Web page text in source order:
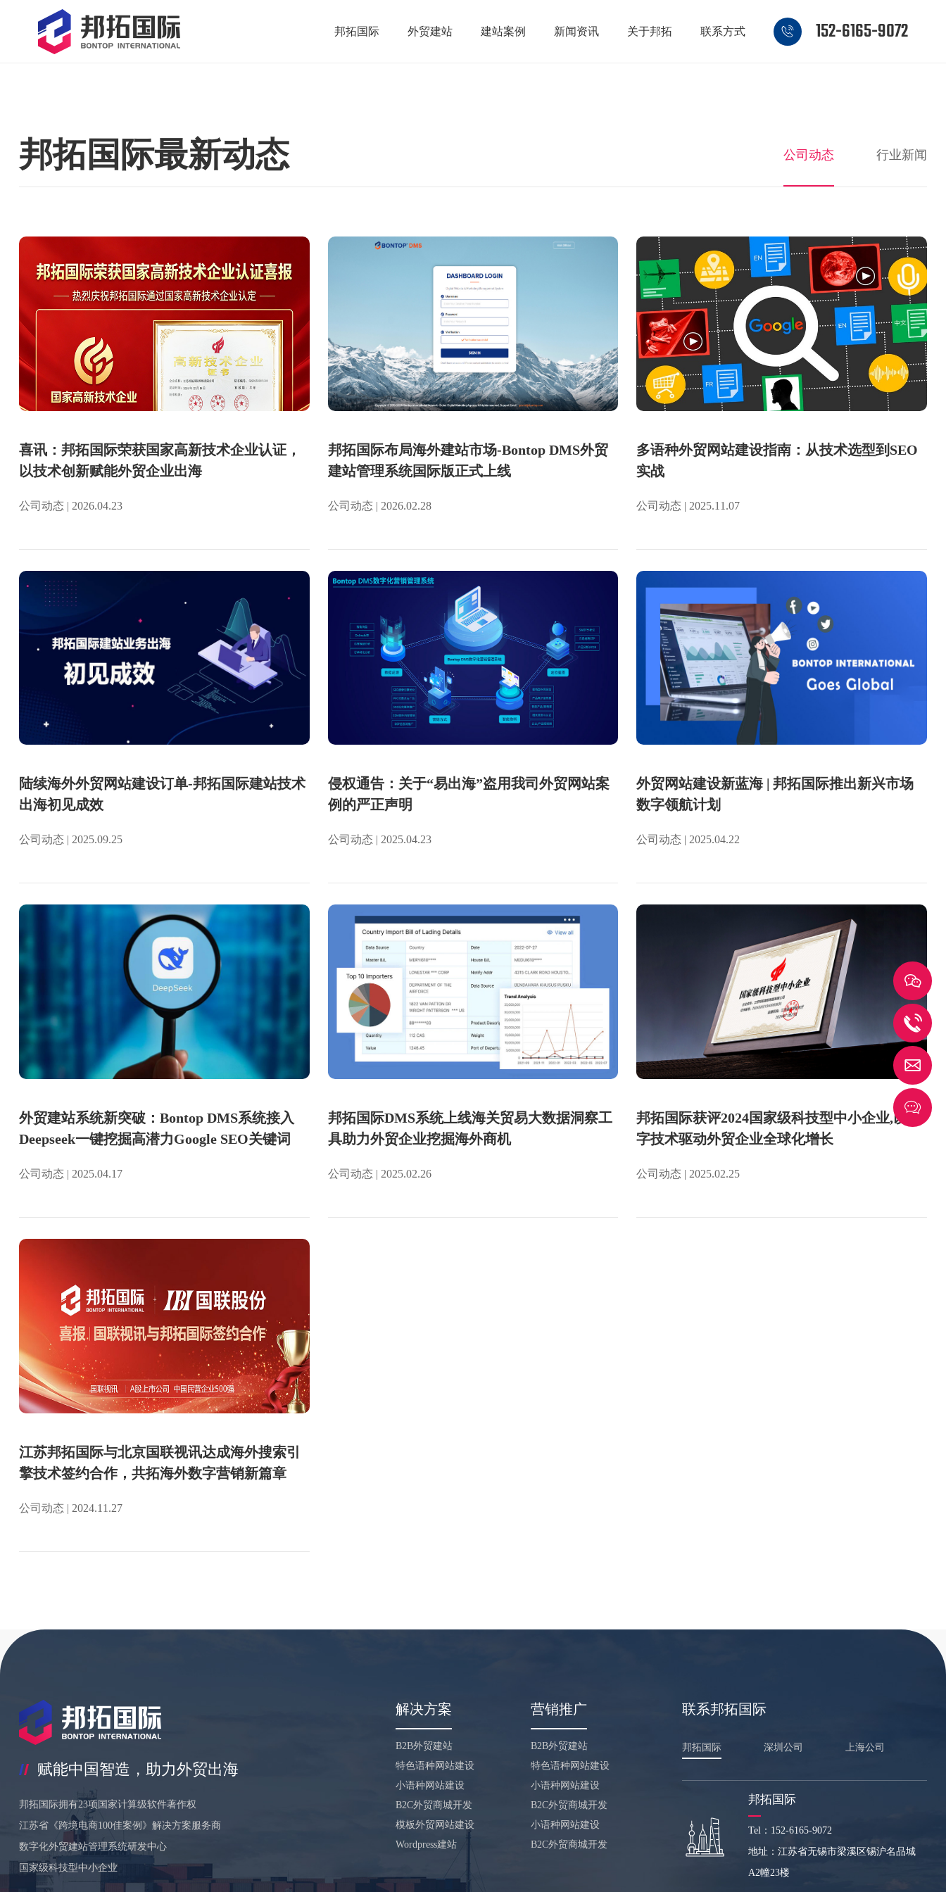
邦拓国际 外贸建站 建站案例 新闻资讯 关于邦拓 联系方式 152-6165-9072
邦拓国际最新动态 公司动态 行业新闻
喜讯：邦拓国际荣获国家高新技术企业认证，
以技术创新赋能外贸企业出海
公司动态 | 2026.04.23
邦拓国际布局海外建站市场-Bontop DMS外贸
建站管理系统国际版正式上线
公司动态 | 2026.02.28
多语种外贸网站建设指南：从技术选型到SEO
实战
公司动态 | 2025.11.07
陆续海外外贸网站建设订单-邦拓国际建站技术
出海初见成效
公司动态 | 2025.09.25
侵权通告：关于“易出海”盗用我司外贸网站案
例的严正声明
公司动态 | 2025.04.23
外贸网站建设新蓝海 | 邦拓国际推出新兴市场
数字领航计划
公司动态 | 2025.04.22
外贸建站系统新突破：Bontop DMS系统接入
Deepseek一键挖掘高潜力Google SEO关键词
公司动态 | 2025.04.17
邦拓国际DMS系统上线海关贸易大数据洞察工
具助力外贸企业挖掘海外商机
公司动态 | 2025.02.26
邦拓国际获评2024国家级科技型中小企业,以数
字技术驱动外贸企业全球化增长
公司动态 | 2025.02.25
江苏邦拓国际与北京国联视讯达成海外搜索引
擎技术签约合作，共拓海外数字营销新篇章
公司动态 | 2024.11.27
赋能中国智造，助力外贸出海
邦拓国际拥有23项国家计算级软件著作权
江苏省《跨境电商100佳案例》解决方案服务商
数字化外贸建站管理系统研发中心
国家级科技型中小企业
解决方案
B2B外贸建站
特色语种网站建设
小语种网站建设
B2C外贸商城开发
模板外贸网站建设
Wordpress建站
营销推广
B2B外贸建站
特色语种网站建设
小语种网站建设
B2C外贸商城开发
小语种网站建设
B2C外贸商城开发
联系邦拓国际
邦拓国际 深圳公司 上海公司
邦拓国际
Tel：152-6165-9072
地址：江苏省无锡市梁溪区锡沪名品城
A2幢23楼